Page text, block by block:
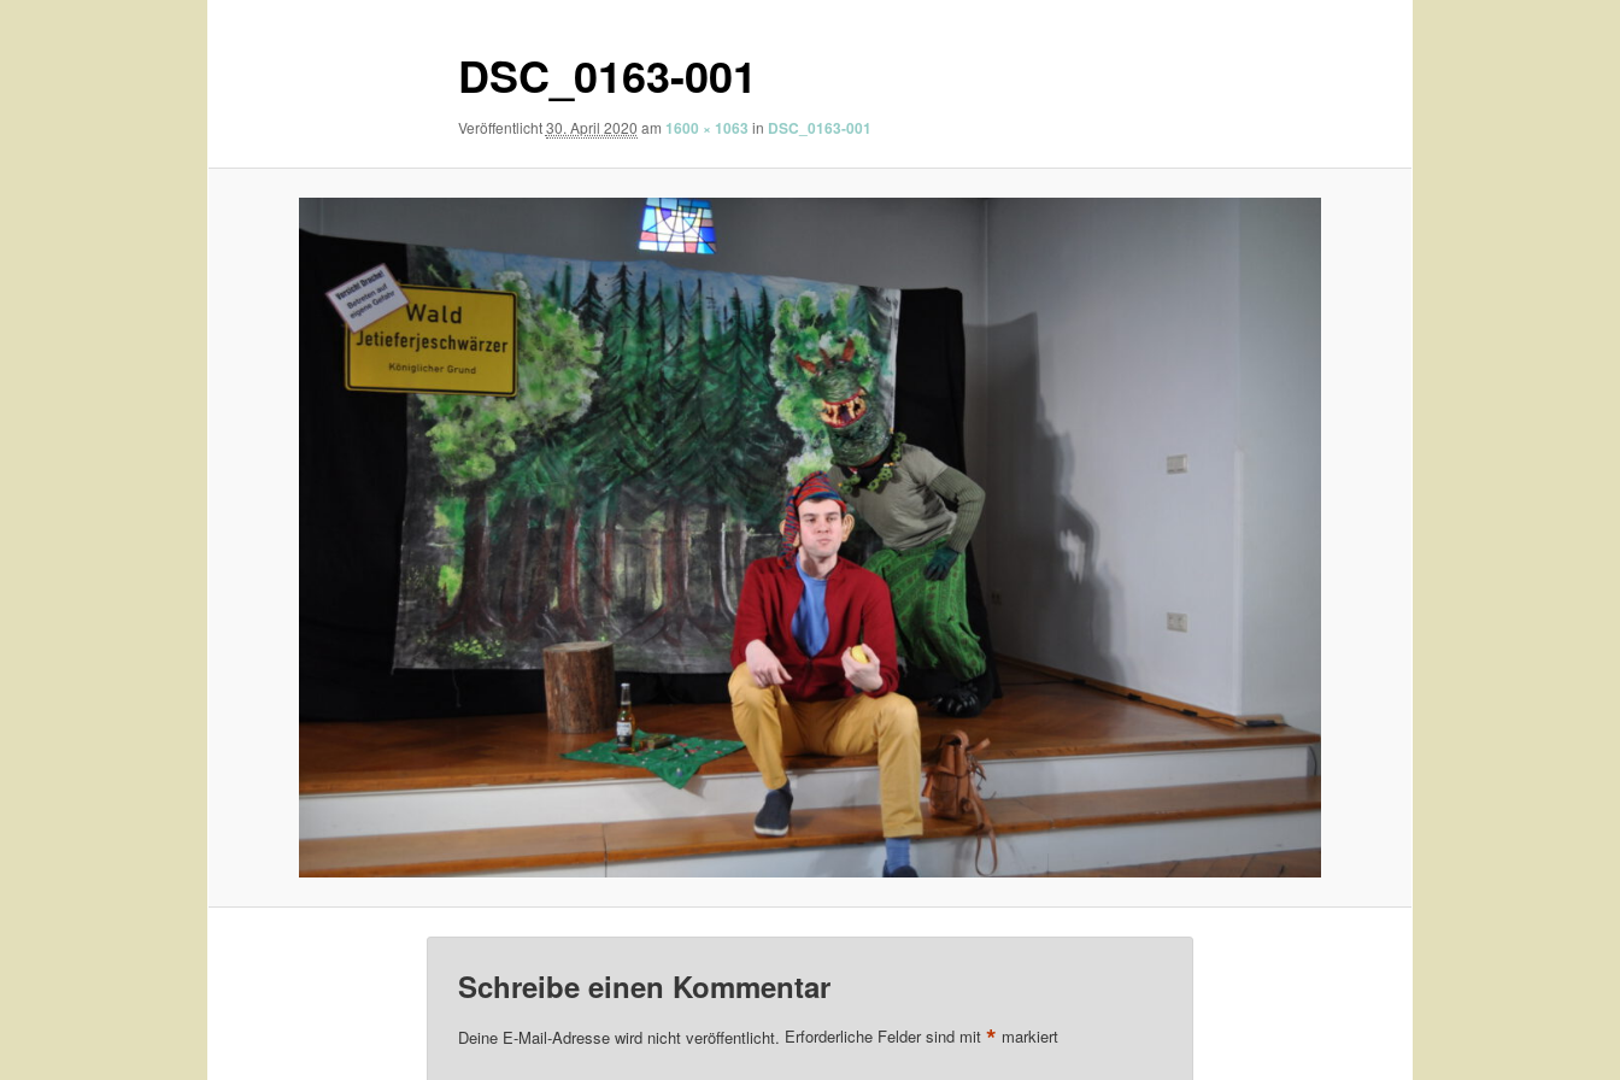
DSC_0163-001
Veröffentlicht30. April 2020 am 1600 × 1063 in DSC_0163-001
Schreibe einen Kommentar
Deine E-Mail-Adresse wird nicht veröffentlicht. Erforderliche Felder sind mit * markiert